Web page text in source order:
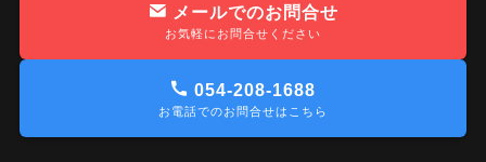
メールでのお問合せ
お気軽にお問合せください
054-208-1688
お電話でのお問合せはこちら